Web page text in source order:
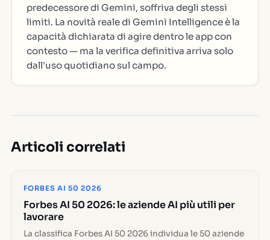
predecessore di Gemini, soffriva degli stessi
limiti. La novità reale di Gemini Intelligence è la
capacità dichiarata di agire dentro le app con
contesto — ma la verifica definitiva arriva solo
dall'uso quotidiano sul campo.
Articoli correlati
FORBES AI 50 2026
Forbes AI 50 2026: le aziende AI più utili per
lavorare
La classifica Forbes AI 50 2026 individua le 50 aziende